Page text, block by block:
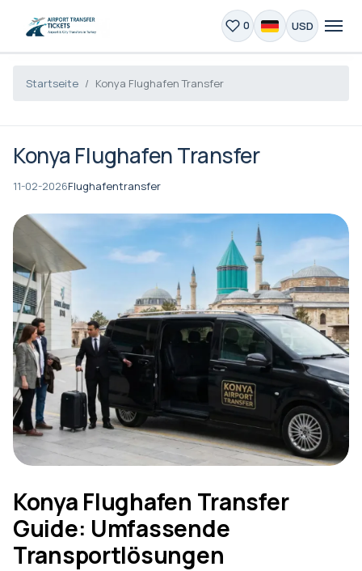
0 USD
Startseite Konya Flughafen Transfer
Konya Flughafen Transfer
11-02-2026Flughafentransfer
Konya Flughafen Transfer
Guide: Umfassende
Transportlösungen